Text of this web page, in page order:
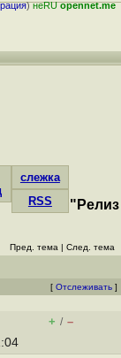
)неRUopennet.me
слежка
RSS
"Релиз
Пред. тема | След. тема
[ Отслеживать ]
+ / –